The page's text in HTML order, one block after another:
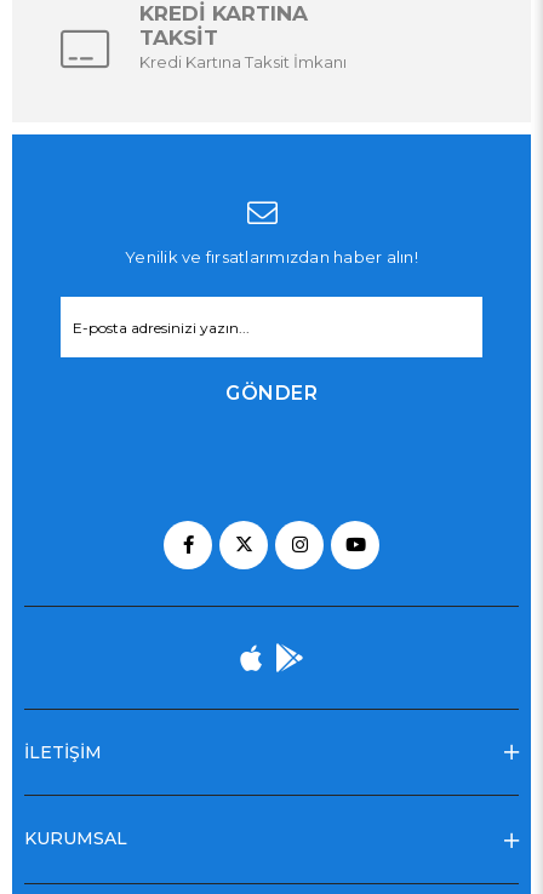
KREDİ KARTINA
TAKSİT
Kredi Kartına Taksit İmkanı
Yenilik ve fırsatlarımızdan haber alın!
GÖNDER
İLETİŞİM
KURUMSAL